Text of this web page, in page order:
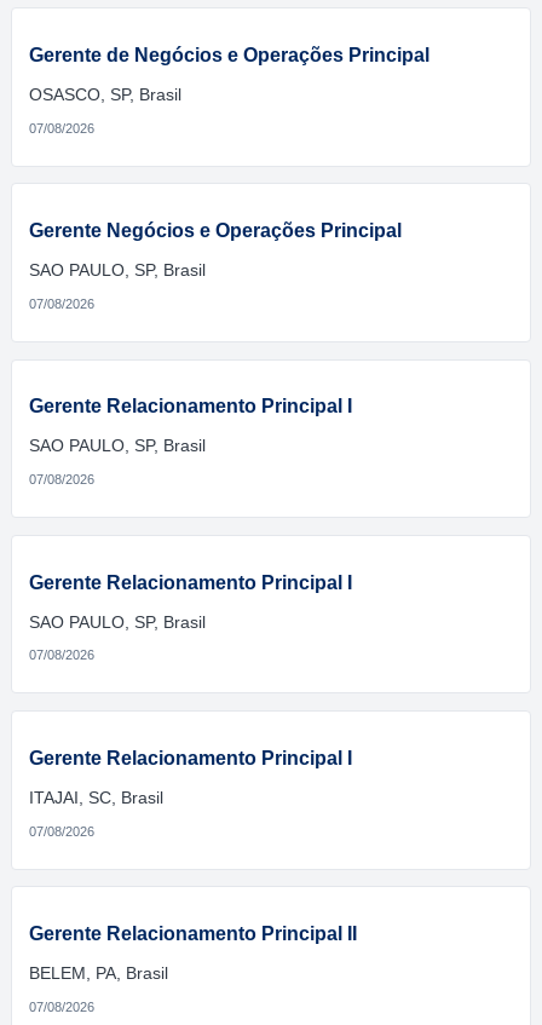
Gerente de Negócios e Operações Principal
OSASCO, SP, Brasil
07/08/2026
Gerente Negócios e Operações Principal
SAO PAULO, SP, Brasil
07/08/2026
Gerente Relacionamento Principal I
SAO PAULO, SP, Brasil
07/08/2026
Gerente Relacionamento Principal I
SAO PAULO, SP, Brasil
07/08/2026
Gerente Relacionamento Principal I
ITAJAI, SC, Brasil
07/08/2026
Gerente Relacionamento Principal II
BELEM, PA, Brasil
07/08/2026